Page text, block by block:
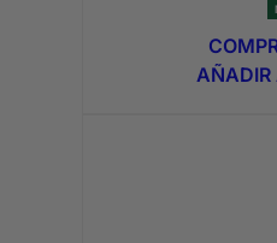
AÑADIR